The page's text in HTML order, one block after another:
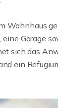
Wohnhaus
Garage
sich das
ein